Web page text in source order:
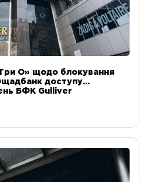
О» щодо блокування
доступу
БФК Gulliver